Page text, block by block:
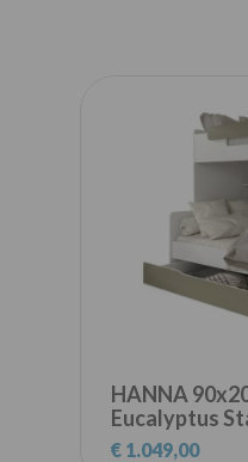
HANNA
Eucalyptus
Bed met Trap
€ 1.049,00